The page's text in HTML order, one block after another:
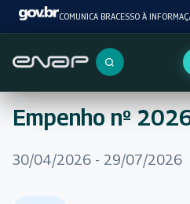
COMUNICA BRACESSO À
Buscar no
Empenho nº
30/04/2026 - 29/07/2026